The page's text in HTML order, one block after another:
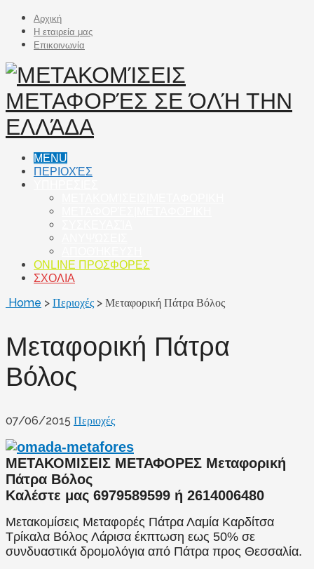
Αρχική
Η εταιρεία μας
Επικοινωνία
MENU
ΠΕΡΙΟΧΈΣ
ONLINE ΠΡΟΣΦΟΡΕΣ
ΣΧΟΛΙΑ
Home > Περιοχές > Μεταφορική Πάτρα Βόλος
Μεταφορική Πάτρα
Βόλος
07/06/2015 Περιοχές
ΜΕΤΑΚΟΜΙΣΕΙΣ ΜΕΤΑΦΟΡΕΣ Μεταφορική
Πάτρα Βόλος
Καλέστε μας 6979589599 ή 2614006480
Μετακομίσεις Μεταφορές Πάτρα Λαμία Καρδίτσα
Τρίκαλα Βόλος Λάρισα έκπτωση εως 50% σε
συνδυαστικά δρομολόγια από Πάτρα προς Θεσσαλία.